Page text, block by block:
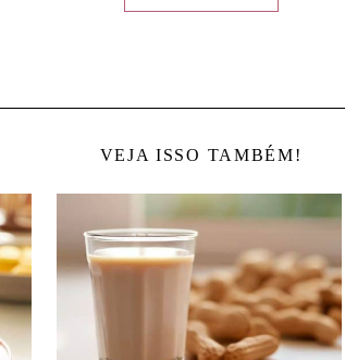
VEJA ISSO TAMBÉM!